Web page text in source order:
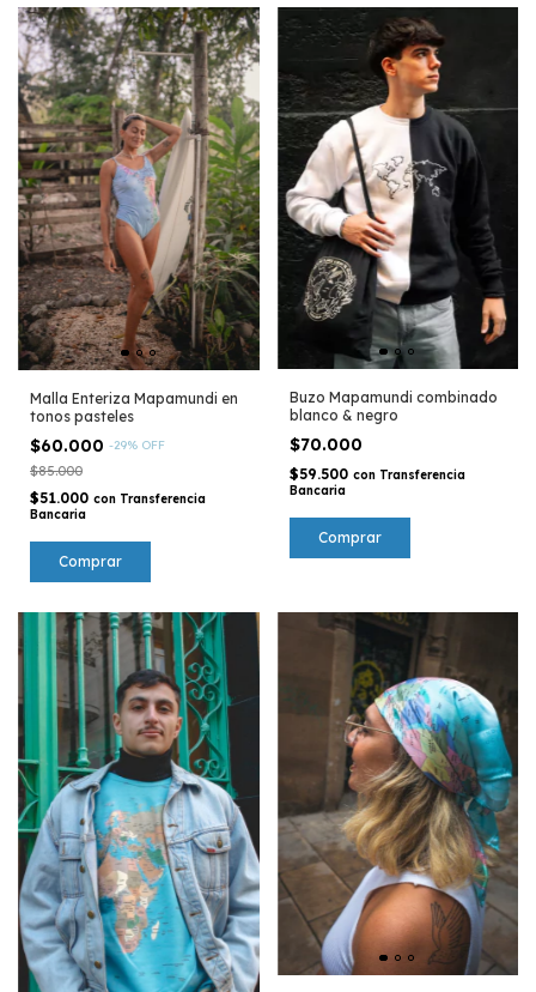
Malla Enteriza Mapamundi en
tonos pasteles
$60.000 -29% OFF
$85.000
$51.000 con Transferencia
Bancaria
Comprar
Buzo Mapamundi combinado
blanco & negro
$70.000
$59.500 con Transferencia
Bancaria
Comprar